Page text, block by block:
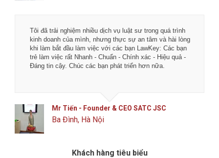
Tôi đã trải nghiệm nhiều dịch vụ luật sư trong quá trình
kinh doanh của mình, nhưng thực sự an tâm và hài lòng
khi làm bắt đầu làm việc với các bạn LawKey: Các bạn
trẻ làm việc rất Nhanh - Chuẩn - Chính xác - Hiệu quả -
Đáng tin cậy. Chúc các bạn phát triển hơn nữa.
Mr Tiến - Founder & CEO SATC JSC
Ba Đình, Hà Nội
Khách hàng tiêu biểu